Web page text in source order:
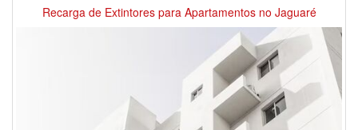
Recarga de Extintores para Apartamentos no Jaguaré